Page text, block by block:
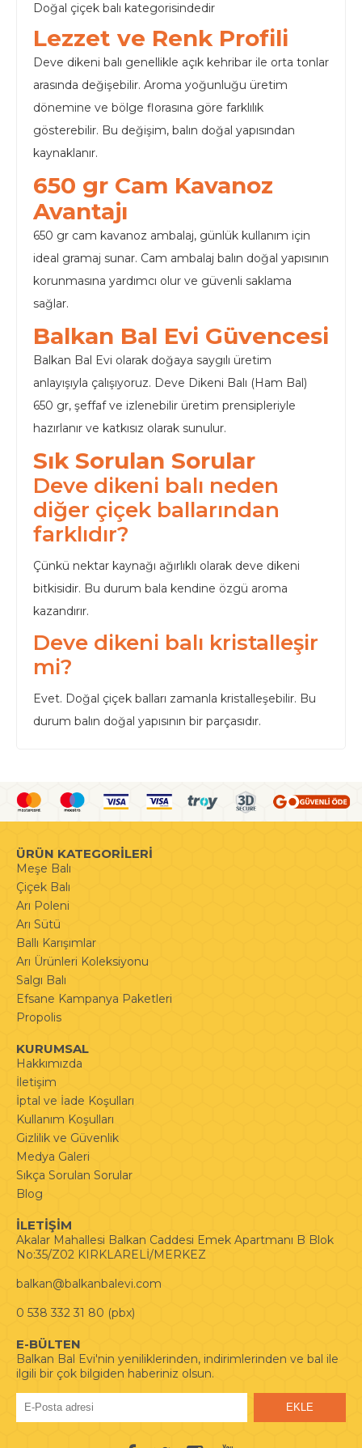
Doğal çiçek balı kategorisindedir
Lezzet ve Renk Profili
Deve dikeni balı genellikle açık kehribar ile orta tonlar
arasında değişebilir. Aroma yoğunluğu üretim
dönemine ve bölge florasına göre farklılık
gösterebilir. Bu değişim, balın doğal yapısından
kaynaklanır.
650 gr Cam Kavanoz
Avantajı
650 gr cam kavanoz ambalaj, günlük kullanım için
ideal gramaj sunar. Cam ambalaj balın doğal yapısının
korunmasına yardımcı olur ve güvenli saklama
sağlar.
Balkan Bal Evi Güvencesi
Balkan Bal Evi olarak doğaya saygılı üretim
anlayışıyla çalışıyoruz. Deve Dikeni Balı (Ham Bal)
650 gr, şeffaf ve izlenebilir üretim prensipleriyle
hazırlanır ve katkısız olarak sunulur.
Sık Sorulan Sorular
Deve dikeni balı neden
diğer çiçek ballarından
farklıdır?
Çünkü nektar kaynağı ağırlıklı olarak deve dikeni
bitkisidir. Bu durum bala kendine özgü aroma
kazandırır.
Deve dikeni balı kristalleşir
mi?
Evet. Doğal çiçek balları zamanla kristalleşebilir. Bu
durum balın doğal yapısının bir parçasıdır.
ÜRÜN KATEGORİLERİ
Meşe Balı
Çiçek Balı
Arı Poleni
Arı Sütü
Ballı Karışımlar
Arı Ürünleri Koleksiyonu
Salgı Balı
Efsane Kampanya Paketleri
Propolis
KURUMSAL
Hakkımızda
İletişim
İptal ve İade Koşulları
Kullanım Koşulları
Gizlilik ve Güvenlik
Medya Galeri
Sıkça Sorulan Sorular
Blog
İLETİŞİM
Akalar Mahallesi Balkan Caddesi Emek Apartmanı B Blok
No:35/Z02 KIRKLARELİ/MERKEZ
balkan@balkanbalevi.com
0 538 332 31 80 (pbx)
E-BÜLTEN
Balkan Bal Evi'nin yeniliklerinden, indirimlerinden ve bal ile
ilgili bir çok bilgiden haberiniz olsun.
EKLE